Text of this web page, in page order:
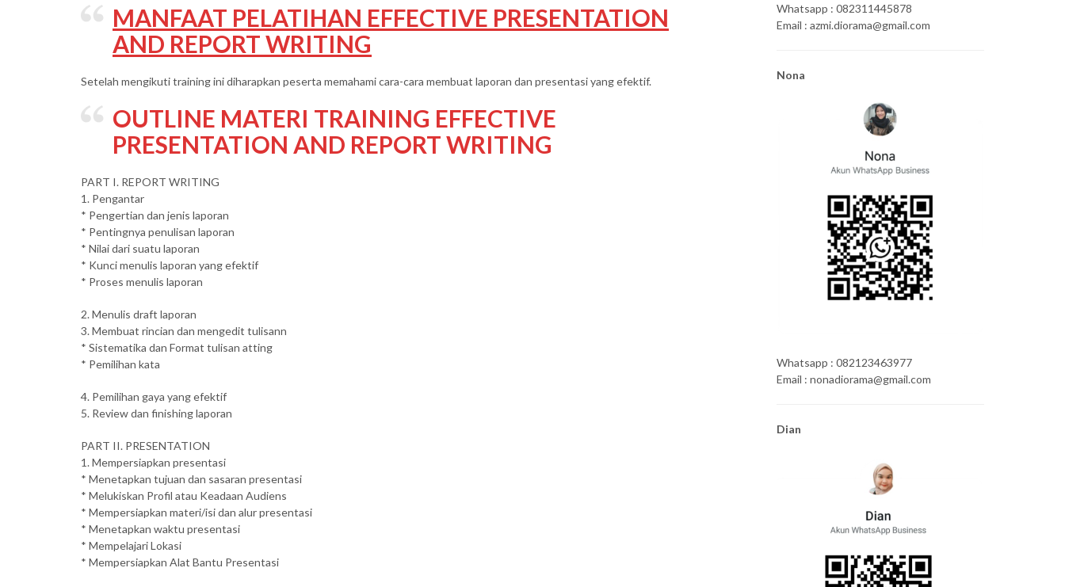
MANFAAT PELATIHAN EFFECTIVE PRESENTATION
AND REPORT WRITING
Setelah mengikuti training ini diharapkan peserta memahami cara-cara membuat laporan dan presentasi yang efektif.
OUTLINE MATERI TRAINING EFFECTIVE
PRESENTATION AND REPORT WRITING
PART I. REPORT WRITING
1. Pengantar
* Pengertian dan jenis laporan
* Pentingnya penulisan laporan
* Nilai dari suatu laporan
* Kunci menulis laporan yang efektif
* Proses menulis laporan
2. Menulis draft laporan
3. Membuat rincian dan mengedit tulisann
* Sistematika dan Format tulisan atting
* Pemilihan kata
4. Pemilihan gaya yang efektif
5. Review dan finishing laporan
PART II. PRESENTATION
1. Mempersiapkan presentasi
* Menetapkan tujuan dan sasaran presentasi
* Melukiskan Profil atau Keadaan Audiens
* Mempersiapkan materi/isi dan alur presentasi
* Menetapkan waktu presentasi
* Mempelajari Lokasi
* Mempersiapkan Alat Bantu Presentasi
Whatsapp : 082311445878
Email : azmi.diorama@gmail.com
Nona
Whatsapp : 082123463977
Email : nonadiorama@gmail.com
Dian